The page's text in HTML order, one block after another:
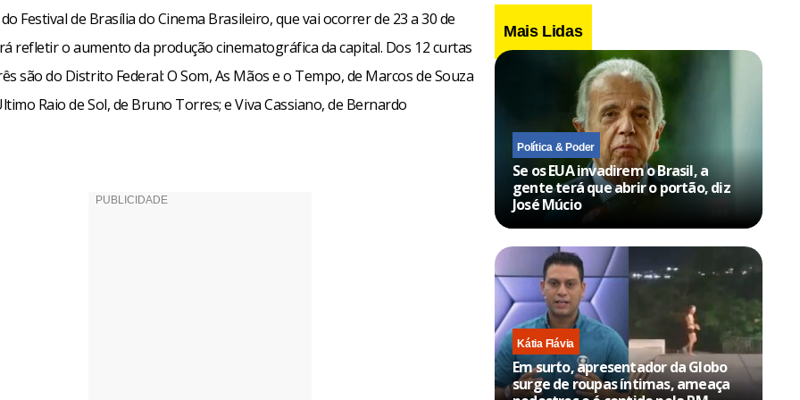
em relação à premiação é que surgiram duas novas categorias. A de
melhor atriz para os curtas em 16 mm. As atividades paralelas à exibição
não estão com a programação definida. Sabe-se que haverá oficinas de
Moretti e David Mendes; oficina de roteiro no documentário, com Joel
do Festival de Brasília do Cinema Brasileiro, que vai ocorrer de 23 a 30 de
refletir o aumento da produção cinematográfica da capital. Dos 12 curtas
são do Distrito Federal: O Som, As Mãos e o Tempo, de Marcos de Souza
Raio de Sol, de Bruno Torres; e Viva Cassiano, de Bernardo
Mais Lidas
Política & Poder
Se os EUA invadirem o Brasil, a
gente terá que abrir o portão, diz
José Múcio
Kátia Flávia
Em surto, apresentador da Globo
surge de roupas íntimas, ameaça